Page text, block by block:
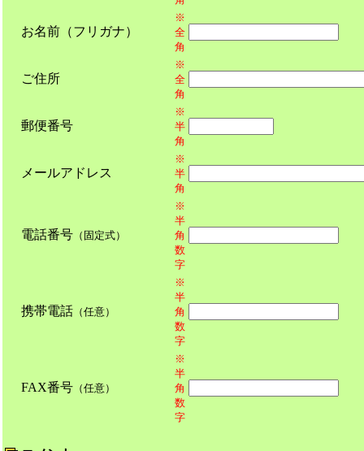
お名前（フリガナ）
※
全
角
ご住所
※
全
角
郵便番号
※
半
角
メールアドレス
※
半
角
電話番号 （固定式）
※
半
角
数
字
携帯電話 （任意）
※
半
角
数
字
FAX番号 （任意）
※
半
角
数
字